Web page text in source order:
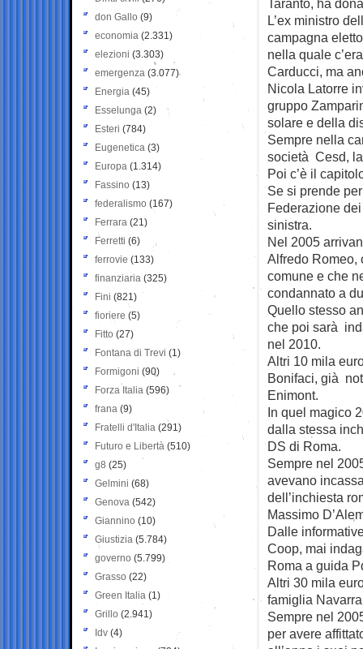
Taranto, ha
L’ex ministro
campagna
nella quale
Carducci, ma
Nicola Latorre
gruppo
solare e della
Sempre nella
società Cesd,
Poi c’è il
Se si prende
Federazione
sinistra.
Nel 2005
Alfredo Romeo,
comune e che
condannato a
Quello stesso
che poi sarà
nel 2010.
Altri 10 mila
Bonifaci, già
Enimont.
In quel magico
dalla stessa
DS di Roma.
Sempre nel
avevano
dell’inchiesta
Massimo
Dalle
Coop, mai
Roma a guida
Altri 30 mila
famiglia
Sempre nel
per avere
don Gallo (9)
economia (2.331)
elezioni (3.303)
emergenza (3.077)
Energia (45)
Esselunga (2)
Esteri (784)
Eugenetica (3)
Europa (1.314)
Fassino (13)
federalismo (167)
Ferrara (21)
Ferretti (6)
ferrovie (133)
finanziaria (325)
Fini (821)
fioriere (5)
Fitto (27)
Fontana di Trevi (1)
Formigoni (90)
Forza Italia (596)
frana (9)
Fratelli d'Italia (291)
Futuro e Libertà (510)
g8 (25)
Gelmini (68)
Genova (542)
Giannino (10)
Giustizia (5.784)
governo (5.799)
Grasso (22)
Green Italia (1)
Grillo (2.941)
Idv (4)